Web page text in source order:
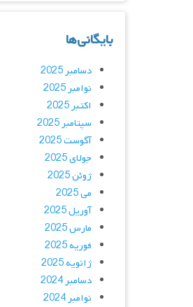
بایگانی‌ها
دسامبر 2025
نوامبر 2025
اکتبر 2025
سپتامبر 2025
آگوست 2025
جولای 2025
ژوئن 2025
می 2025
آوریل 2025
مارس 2025
فوریه 2025
ژانویه 2025
دسامبر 2024
نوامبر 2024